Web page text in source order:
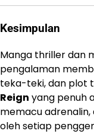
Kesimpulan
Manga thriller dan
pengalaman
teka-teki, dan plot
Reign yang penuh
memacu
oleh setiap